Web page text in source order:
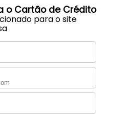
o Cartão de Crédito
para o site